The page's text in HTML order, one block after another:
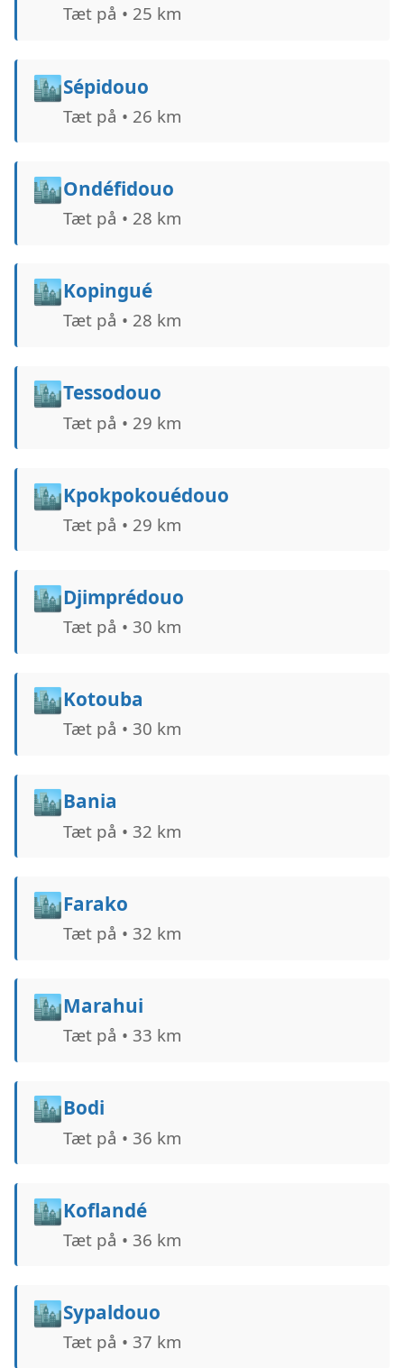
Tæt på • 25 km
🏙️Sépidouo
Tæt på • 26 km
🏙️Ondéfidouo
Tæt på • 28 km
🏙️Kopingué
Tæt på • 28 km
🏙️Tessodouo
Tæt på • 29 km
🏙️Kpokpokouédouo
Tæt på • 29 km
🏙️Djimprédouo
Tæt på • 30 km
🏙️Kotouba
Tæt på • 30 km
🏙️Bania
Tæt på • 32 km
🏙️Farako
Tæt på • 32 km
🏙️Marahui
Tæt på • 33 km
🏙️Bodi
Tæt på • 36 km
🏙️Koflandé
Tæt på • 36 km
🏙️Sypaldouo
Tæt på • 37 km